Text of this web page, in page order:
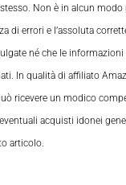
Non è in alcun modo
di errori e l’assoluta
né che le informazioni
In qualità di affiliato
ricevere un modico
acquisti idonei
articolo.